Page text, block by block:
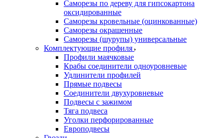
Саморезы по дереву для гипсокартона
оксидированные
Саморезы кровельные (оцинкованные)
Саморезы окрашенные
Саморезы (шурупы) универсальные
Комплектующие профиля
Профили маячковые
Крабы соединители одноуровневые
Удлинители профилей
Прямые подвесы
Соединители двухуровневые
Подвесы с зажимом
Тяга подвеса
Уголки перфорированные
Европодвесы